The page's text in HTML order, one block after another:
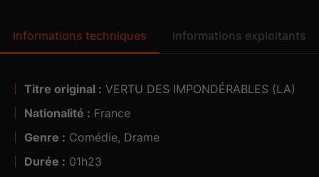
Informations techniques Informations exploitants
Titre original : VERTU DES IMPONDÉRABLES (LA)
Nationalité : France
Genre : Comédie, Drame
Durée : 01h23
Visa n° :
5.1